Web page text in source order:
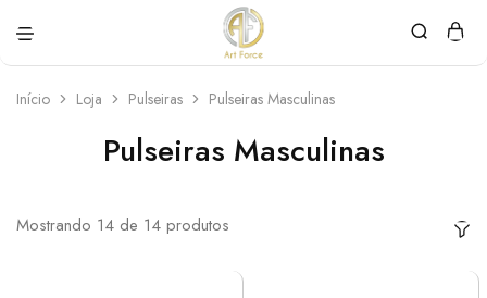
Force
personalizadas
Início Loja Pulseiras Pulseiras Masculinas
Pulseiras Masculinas
Mostrando 14 de 14 produtos